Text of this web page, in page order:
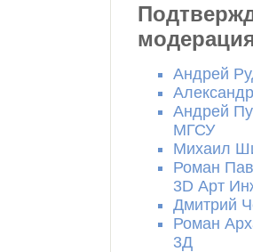
Андрей
Андрей
МГСУ
Михаил
Роман
3D Арт
Дмитрий
Роман
3Д